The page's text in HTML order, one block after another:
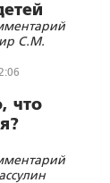
С.М.
что